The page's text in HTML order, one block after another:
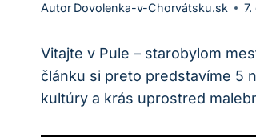
Autor Dovolenka-v-Chorvátsku.sk
Vitajte v Pule – starobylom
článku si preto predstavíme 5
kultúry a krás uprostred